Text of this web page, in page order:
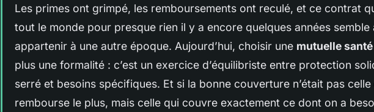
Les primes ont grimpé, les remboursements ont reculé, et ce contrat
tout le monde pour presque rien il y a encore quelques années semble
appartenir à une autre époque. Aujourd’hui, choisir une mutuelle
plus une formalité : c’est un exercice d’équilibriste entre protection
serré et besoins spécifiques. Et si la bonne couverture n’était pas celle
rembourse le plus, mais celle qui couvre exactement ce dont on a